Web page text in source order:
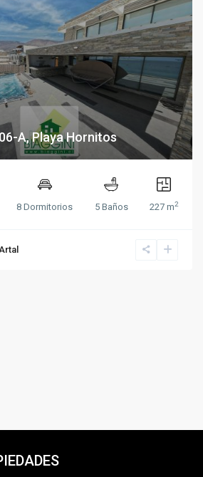
A, Playa Hornitos
8 Dormitorios 5 Baños 227 m2